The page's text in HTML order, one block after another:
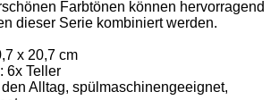
Farbtönen können hervorragend
dieser Serie kombiniert werden.
x 20,7 cm
6x Teller
Alltag, spülmaschinengeeignet,